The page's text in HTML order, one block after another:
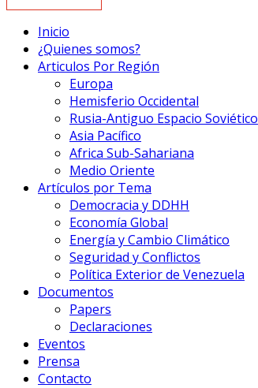
Inicio
¿Quienes somos?
Articulos Por Región
Europa
Hemisferio Occidental
Rusia-Antiguo Espacio Soviético
Asia Pacífico
Africa Sub-Sahariana
Medio Oriente
Artículos por Tema
Democracia y DDHH
Economía Global
Energía y Cambio Climático
Seguridad y Conflictos
Política Exterior de Venezuela
Documentos
Papers
Declaraciones
Eventos
Prensa
Contacto